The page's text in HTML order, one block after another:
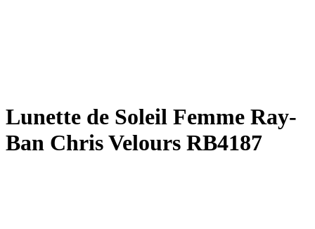
Lunette de Soleil Femme Ray-
Ban Chris Velours RB4187